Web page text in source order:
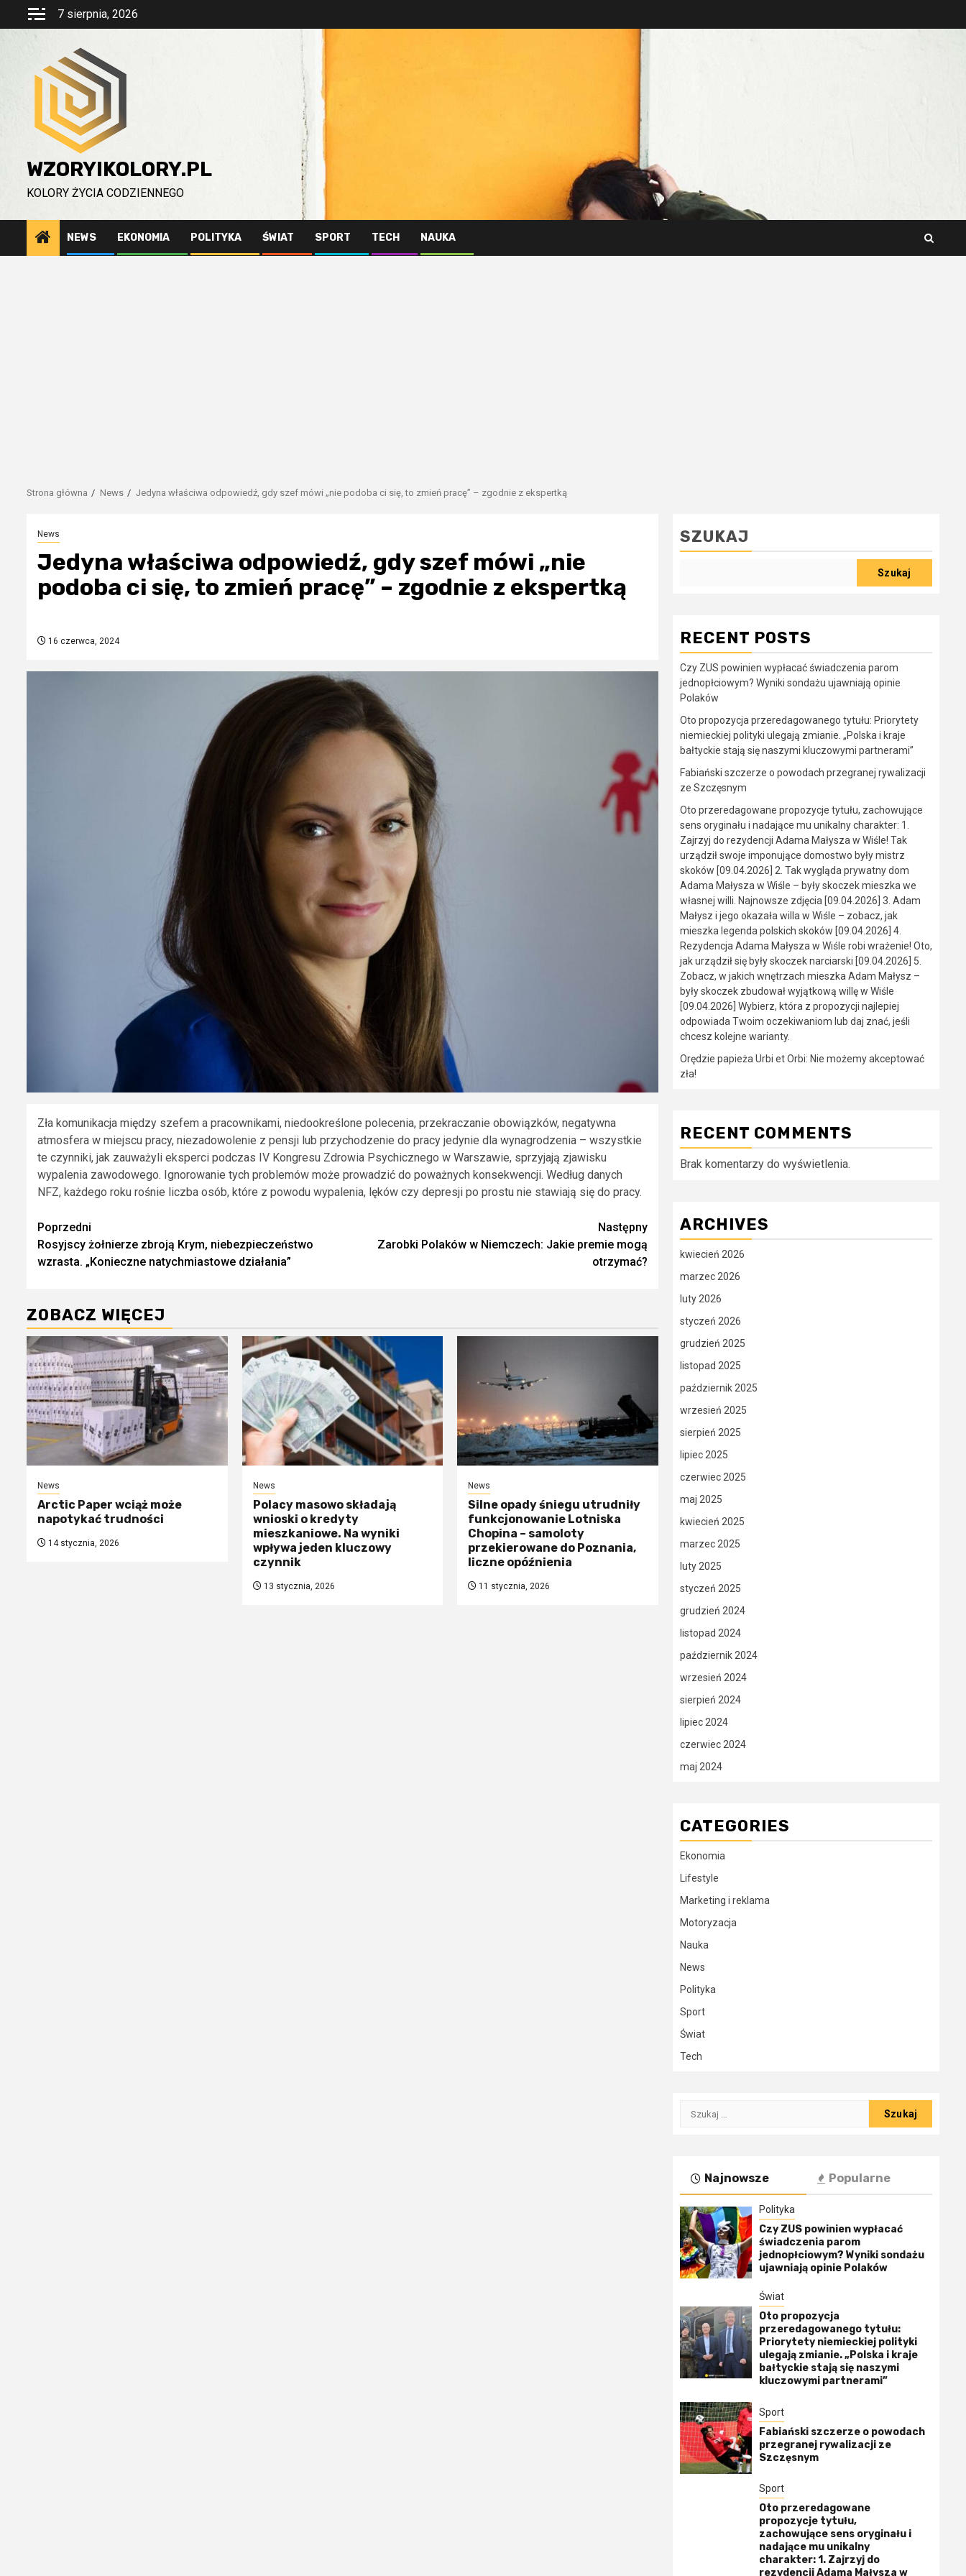
Przejdź
7 sierpnia, 2026
WZORYIKOLORY.PL
KOLORY ŻYCIA CODZIENNEGO
NEWS EKONOMIA POLITYKA ŚWIAT SPORT TECH NAUKA
Strona główna News Jedyna właściwa odpowiedź, gdy szef mówi „nie podoba ci się, to zmień pracę” – zgodnie z ekspertką
News
Jedyna właściwa odpowiedź, gdy szef mówi „nie
podoba ci się, to zmień pracę” – zgodnie z ekspertką
16 czerwca, 2024
Zła komunikacja między szefem a pracownikami, niedookreślone polecenia, przekraczanie obowiązków, negatywna
atmosfera w miejscu pracy, niezadowolenie z pensji lub przychodzenie do pracy jedynie dla wynagrodzenia – wszystkie
te czynniki, jak zauważyli eksperci podczas IV Kongresu Zdrowia Psychicznego w Warszawie, sprzyjają zjawisku
wypalenia zawodowego. Ignorowanie tych problemów może prowadzić do poważnych konsekwencji. Według danych
NFZ, każdego roku rośnie liczba osób, które z powodu wypalenia, lęków czy depresji po prostu nie stawiają się do pracy.
Zobacz
wpisy
Poprzedni
Rosyjscy żołnierze zbroją Krym, niebezpieczeństwo
wzrasta. „Konieczne natychmiastowe działania”
Następny
Zarobki Polaków w Niemczech: Jakie premie mogą
otrzymać?
ZOBACZ WIĘCEJ
News
Arctic Paper wciąż może
napotykać trudności
14 stycznia, 2026
News
Polacy masowo składają
wnioski o kredyty
mieszkaniowe. Na wyniki
wpływa jeden kluczowy
czynnik
13 stycznia, 2026
News
Silne opady śniegu utrudniły
funkcjonowanie Lotniska
Chopina – samoloty
przekierowane do Poznania,
liczne opóźnienia
11 stycznia, 2026
SZUKAJ
Szukaj
RECENT POSTS
Czy ZUS powinien wypłacać świadczenia parom
jednopłciowym? Wyniki sondażu ujawniają opinie
Polaków
Oto propozycja przeredagowanego tytułu: Priorytety
niemieckiej polityki ulegają zmianie. „Polska i kraje
bałtyckie stają się naszymi kluczowymi partnerami”
Fabiański szczerze o powodach przegranej rywalizacji
ze Szczęsnym
Oto przeredagowane propozycje tytułu, zachowujące
sens oryginału i nadające mu unikalny charakter: 1.
Zajrzyj do rezydencji Adama Małysza w Wiśle! Tak
urządził swoje imponujące domostwo były mistrz
skoków [09.04.2026] 2. Tak wygląda prywatny dom
Adama Małysza w Wiśle – były skoczek mieszka we
własnej willi. Najnowsze zdjęcia [09.04.2026] 3. Adam
Małysz i jego okazała willa w Wiśle – zobacz, jak
mieszka legenda polskich skoków [09.04.2026] 4.
Rezydencja Adama Małysza w Wiśle robi wrażenie! Oto,
jak urządził się były skoczek narciarski [09.04.2026] 5.
Zobacz, w jakich wnętrzach mieszka Adam Małysz –
były skoczek zbudował wyjątkową willę w Wiśle
[09.04.2026] Wybierz, która z propozycji najlepiej
odpowiada Twoim oczekiwaniom lub daj znać, jeśli
chcesz kolejne warianty.
Orędzie papieża Urbi et Orbi: Nie możemy akceptować
zła!
RECENT COMMENTS
Brak komentarzy do wyświetlenia.
ARCHIVES
kwiecień 2026
marzec 2026
luty 2026
styczeń 2026
grudzień 2025
listopad 2025
październik 2025
wrzesień 2025
sierpień 2025
lipiec 2025
czerwiec 2025
maj 2025
kwiecień 2025
marzec 2025
luty 2025
styczeń 2025
grudzień 2024
listopad 2024
październik 2024
wrzesień 2024
sierpień 2024
lipiec 2024
czerwiec 2024
maj 2024
CATEGORIES
Ekonomia
Lifestyle
Marketing i reklama
Motoryzacja
Nauka
News
Polityka
Sport
Świat
Tech
Szukaj:
Najnowsze Popularne
Polityka
Czy ZUS powinien wypłacać
świadczenia parom
jednopłciowym? Wyniki sondażu
ujawniają opinie Polaków
Świat
Oto propozycja
przeredagowanego tytułu:
Priorytety niemieckiej polityki
ulegają zmianie. „Polska i kraje
bałtyckie stają się naszymi
kluczowymi partnerami”
Sport
Fabiański szczerze o powodach
przegranej rywalizacji ze
Szczęsnym
Sport
Oto przeredagowane
propozycje tytułu,
zachowujące sens oryginału i
nadające mu unikalny
charakter: 1. Zajrzyj do
rezydencji Adama Małysza w